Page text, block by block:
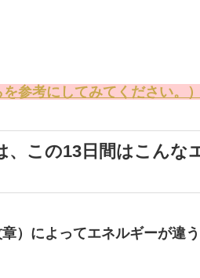
参考にしてみてください。）
、この13日間はこんな
）によってエネルギーが違